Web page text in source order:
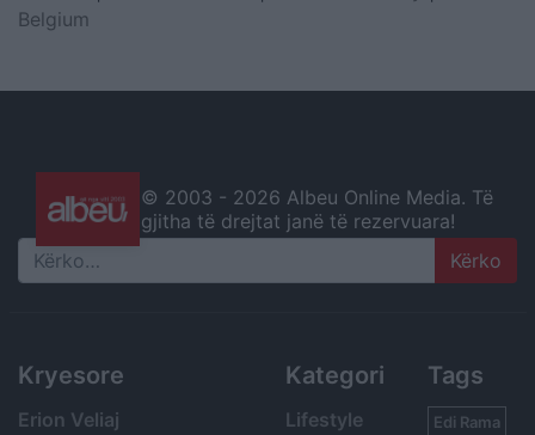
Belgium
© 2003 - 2026 Albeu Online Media. Të
gjitha të drejtat janë të rezervuara!
Search
Kryesore
Erion Veliaj
Kategori
Lifestyle
Tags
Edi Rama